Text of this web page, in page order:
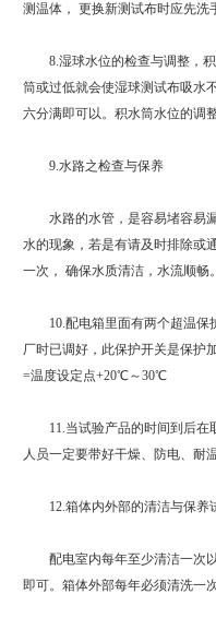
测温体， 更换新测试布时应先洗
8.湿球水位的检查与调整，积
筒或过低就会使湿球测试布吸水
六分满即可以。积水筒水位的调
9.水路之检查与保养
水路的水管，是容易堵容易漏
水的现象，若是有请及时排除或
一次， 确保水质清洁，水流顺畅。
10.配电箱里面有两个超温保
厂时已调好，此保护开关是保护
=温度设定点+20℃～30℃
11.当试验产品的时间到后在
人员一定要带好干燥、防电、耐
12.箱体内外部的清洁与保养
配电室内每年至少清洁一次以
即可。箱体外部每年必须清洗一